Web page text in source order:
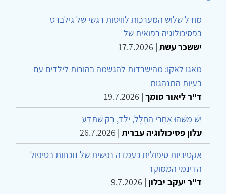
מודל שלוש המערכות לוויסות רגשי של גילברט
בפסיכולוגיה רפואית של
יששכר עשת |
17.7.2026
מאגו לאקו: מהישרדות להגשמה בהורות לילדים עם
בעיות התנהגות
ד"ר ליאור סומך |
19.7.2026
יֵשׁ מַשֶּׁהוּ אַחֲרֵי הֶחָלָל, יֶלֶד, רַק שֶׁתֵּדַע
עלון פסיכולוגיה עברית |
26.7.2026
אקטיביות טיפולית כעמדה נפשית של נוכחות בטיפול
הדינמי הממוקד
ד"ר יעקב יבלון |
9.7.2026